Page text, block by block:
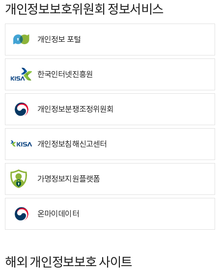
개인정보보호위원회 정보서비스
개인정보 포털
한국인터넷진흥원
개인정보분쟁조정위원회
개인정보침해신고센터
가명정보지원플랫폼
온마이데이터
해외 개인정보보호 사이트